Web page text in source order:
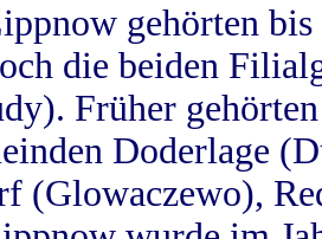
gehörten
die beiden
Früher
Doderlage
(Glowaczewo),